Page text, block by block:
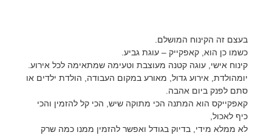
בעצם זה הקינוח המושלם.
כשמו כן הוא, קאפקייק – עוגת גביע.
קינוח אישי, עוגה קטנה מעוצבת וטעימה שמתאימה לכל אירוע.
יומהולדת, אירוע גדול, מאורע במקום העבודה, הולדת ילדים או
סתם לפנק ביום אהבה.
קאפקייקס הוא המתנה הכי מתוקה שיש, הכי קל להזמין והכי
כיף לאכול,
לא ממלא מידי, בדיוק בגודל ואפשר להזמין ממנו כמה שרק